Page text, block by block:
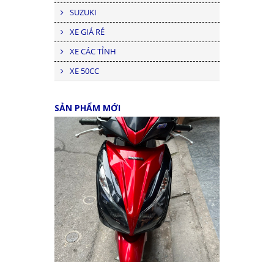
SUZUKI
XE GIÁ RẺ
XE CÁC TỈNH
XE 50CC
SẢN PHẨM MỚI